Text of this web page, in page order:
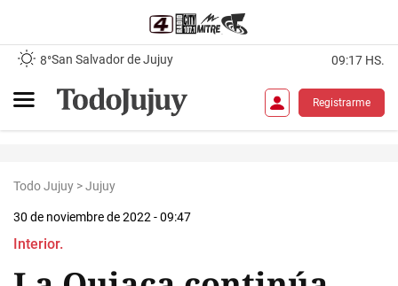
8°San Salvador de Jujuy 09:17 HS.
Registrarme
Todo Jujuy >Jujuy
30 de noviembre de 2022 - 09:47
Interior.